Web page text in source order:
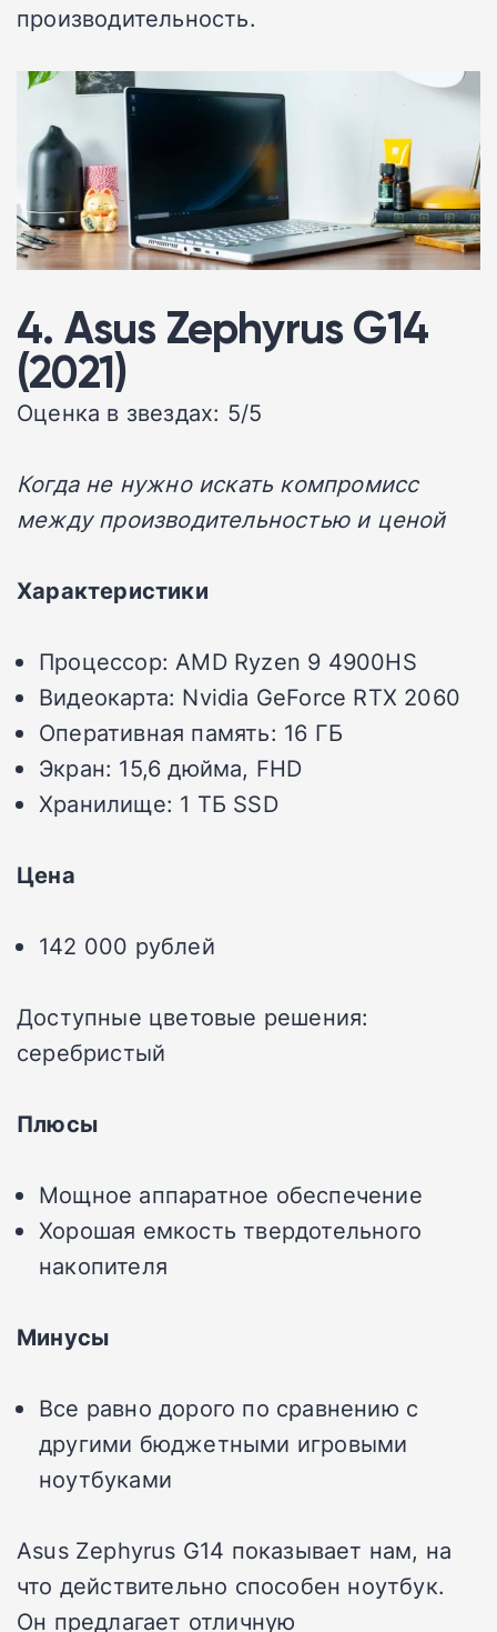
производительность.
4. Asus Zephyrus G14
(2021)
Оценка в звездах: 5/5
Когда не нужно искать компромисс
между производительностью и ценой
Характеристики
Процессор: AMD Ryzen 9 4900HS
Видеокарта: Nvidia GeForce RTX 2060
Оперативная память: 16 ГБ
Экран: 15,6 дюйма, FHD
Хранилище: 1 ТБ SSD
Цена
142 000 рублей
Доступные цветовые решения:
серебристый
Плюсы
Мощное аппаратное обеспечение
Хорошая емкость твердотельного
накопителя
Минусы
Все равно дорого по сравнению с
другими бюджетными игровыми
ноутбуками
Asus Zephyrus G14 показывает нам, на
что действительно способен ноутбук.
Он предлагает отличную